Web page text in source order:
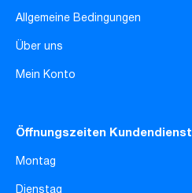
Allgemeine Bedingungen
Über uns
Mein Konto
Öffnungszeiten Kundendienst
Montag